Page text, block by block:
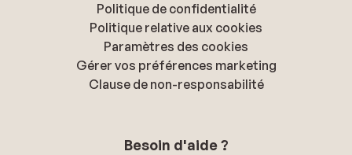
Politique de confidentialité
Politique relative aux cookies
Paramètres des cookies
Gérer vos préférences marketing
Clause de non-responsabilité
Besoin d'aide ?